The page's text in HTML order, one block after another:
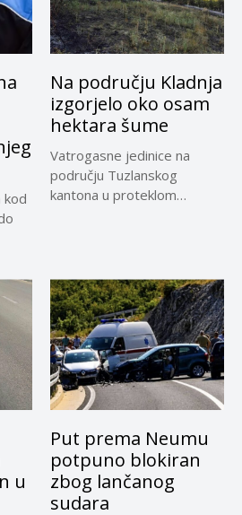
kod
Na području Kladnja
izgorjelo oko osam
hektara šume
Vatrogasne jedinice na
području Tuzlanskog
kantona u proteklom
u
Put prema Neumu
potpuno blokiran
zbog lančanog
sudara